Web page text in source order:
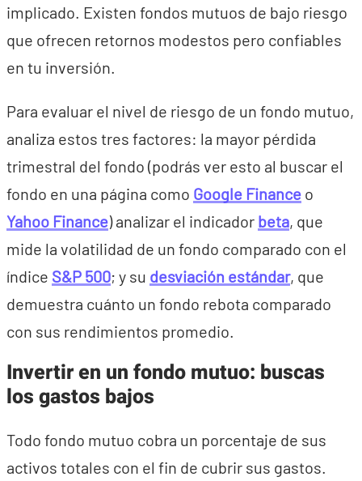
implicado. Existen fondos mutuos de bajo riesgo
que ofrecen retornos modestos pero confiables
en tu inversión.
Para evaluar el nivel de riesgo de un fondo mutuo,
analiza estos tres factores: la mayor pérdida
trimestral del fondo (podrás ver esto al buscar el
fondo en una página como Google Finance o
Yahoo Finance) analizar el indicador beta, que
mide la volatilidad de un fondo comparado con el
índice S&P 500; y su desviación estándar, que
demuestra cuánto un fondo rebota comparado
con sus rendimientos promedio.
Invertir en un fondo mutuo: buscas
los gastos bajos
Todo fondo mutuo cobra un porcentaje de sus
activos totales con el fin de cubrir sus gastos.